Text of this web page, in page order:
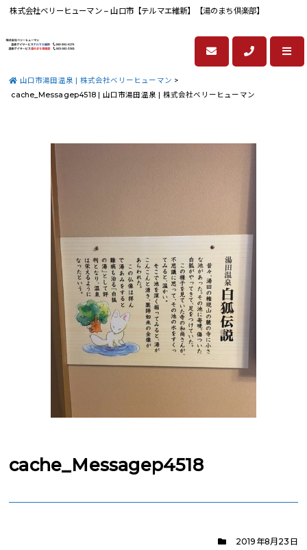
株式会社ベリーヒューマン – 山口市【テルマエ維新】【湯のまち倶楽部】
山口市湯田温泉 | 株式会社ベリーヒューマン >
cache_Messagep4518 | 山口市湯田温泉 | 株式会社ベリーヒューマン
cache_Messagep4518
2019年8月23日